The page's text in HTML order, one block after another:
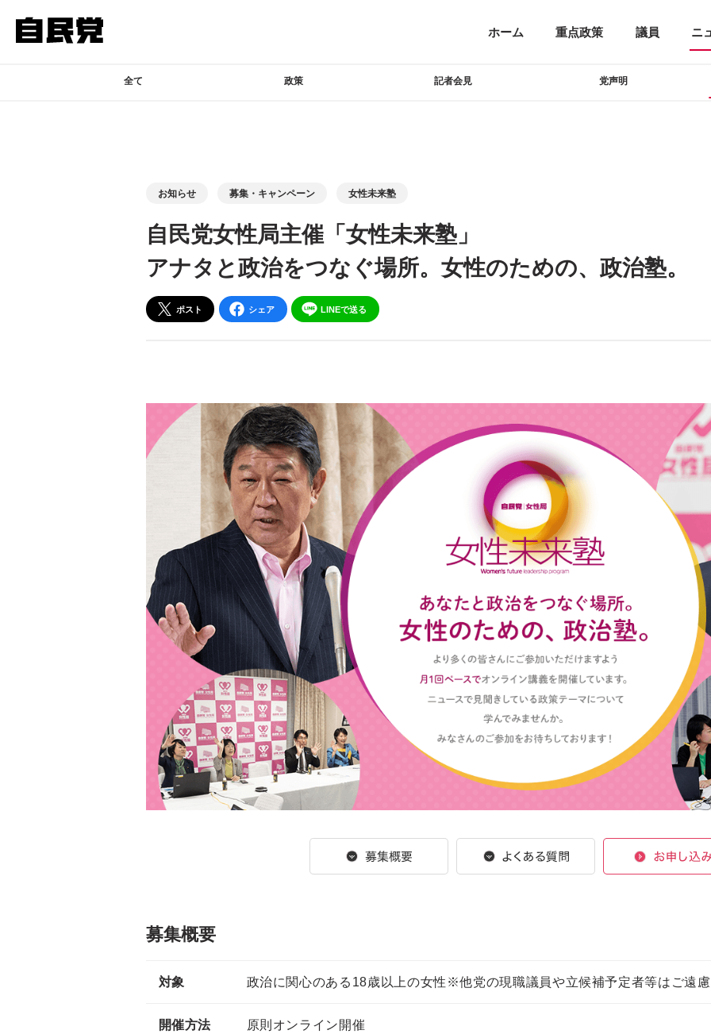
ホーム
重点政策 議員 ニ
全て 政策 記者会見 党声明
お知らせ 募集・キャンペーン 女性未来塾
自民党女性局主催「女性未来塾」
アナタと政治をつなぐ場所。女性のための、政治塾。
ポスト シェア LINEで送る
募集概要
対象 政治に関心のある18歳以上の女性 ※他党の現職議員や立候補予定者等はご遠慮
開催方法 原則オンライン開催